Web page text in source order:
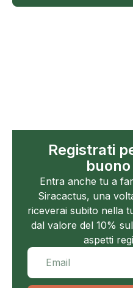
Registrati
Entra anche tu a
Siracactus, una
riceverai subito nella
dal valore del 10%
aspetti